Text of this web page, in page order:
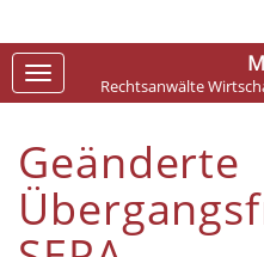
Navigation
ein-/ausblenden
Rechtsanwälte
Geänderte